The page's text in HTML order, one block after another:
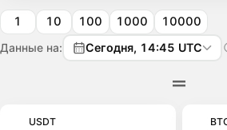
1 10 100 1000 10000
Данные на: Сегодня, 14:45 UTC
USDT